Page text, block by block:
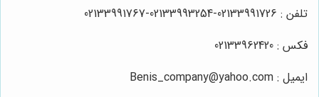
تلفن : 02133991726-02133993254-02133991767
فکس : 02133962420
ایمیل : Benis_company@yahoo.com